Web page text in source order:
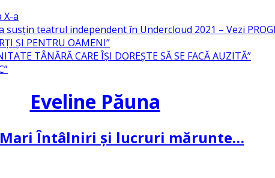
a
teatrul independent în Undercloud 2021 – Vezi
ȘI PENTRU OAMENI”
TÂNĂRĂ CARE ÎȘI DOREȘTE SĂ SE FACĂ AUZITĂ”
Eveline Păuna
Mari Întâlniri și lucruri mărunte…